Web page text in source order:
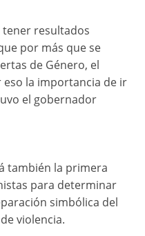
tener resultados
por más que se
de Género, el
la importancia de ir
el gobernador
también la primera
para determinar
simbólica del
violencia.